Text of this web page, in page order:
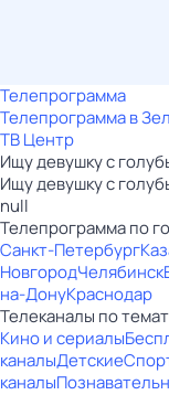
Телепрограмма
Телепрограмма в
ТВ Центр
Ищу девушку с
Ищу девушку с
null
Телепрограмма по
Санкт-Петербург
НовгородЧелябинск
на-ДонуКраснодар
Телеканалы по
Кино и сериалы
каналыДетские
каналы